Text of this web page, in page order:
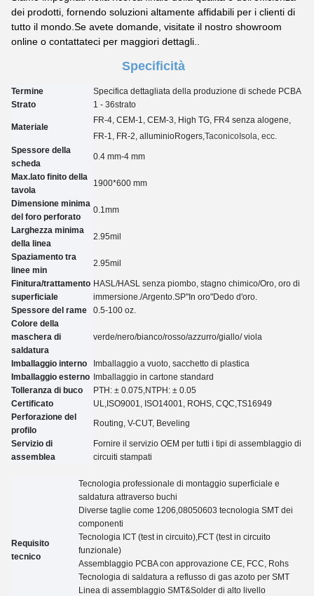
dei prodotti, fornendo soluzioni altamente affidabili per i clienti di
tutto il mondo.Se avete domande, visitate il nostro showroom
online o contattateci per maggiori dettagli..
Specificità
Termine
Specifica dettagliata della produzione di schede PCBA
Strato
1 - 36strato
Materiale
FR-4, CEM-1, CEM-3, High TG, FR4 senza alogene,
FR-1, FR-2, alluminioRogers, TaconicoIsola, ecc.
Spessore della
scheda
0.4 mm-4 mm
Max.lato finito della
tavola
1900*600 mm
Dimensione minima
del foro perforato
0. 1 mm
Larghezza minima
della linea
2.95mil
Spaziamento tra
linee min
2.95mil
Finitura/trattamento
superficiale
HASL/HASL senza piombo, stagno chimico/Oro, oro di
immersione. /Argento. SP"In oro"Dedo d'oro.
Spessore del rame
0.5-100 oz.
Colore della
maschera di
saldatura
verde/nero/bianco/rosso/azzurro/giallo/ viola
Imballaggio interno
Imballaggio a vuoto, sacchetto di plastica
Imballaggio esterno Imballaggio in cartone standard
Tolleranza di buco
PTH: ± 0.075 ,NTPH: ± 0.05
Certificato
UL, ISO9001, ISO14001, ROHS, CQC ,TS16949
Perforazione del
profilo
Routing, V-CUT, Beveling
Servizio di
assemblea
Fornire il servizio OEM per tutti i tipi di assemblaggio di
circuiti stampati
Requisito
tecnico
Tecnologia professionale di montaggio superficiale e
saldatura attraverso buchi
Diverse taglie come 1206,08050603 tecnologia SMT dei
componenti
Tecnologia ICT (test in circuito),FCT (test in circuito
funzionale)
Assemblaggio PCBA con approvazione CE, FCC, Rohs
Tecnologia di saldatura a reflusso di gas azoto per SMT
Linea di assemblaggio SMT&Solder di alto livello